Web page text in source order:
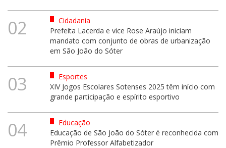
02
Cidadania
Prefeita Lacerda e vice Rose Araújo iniciam
mandato com conjunto de obras de urbanização
em São João do Sóter
03
Esportes
XIV Jogos Escolares Sotenses 2025 têm início com
grande participação e espírito esportivo
04
Educação
Educação de São João do Sóter é reconhecida com
Prêmio Professor Alfabetizador